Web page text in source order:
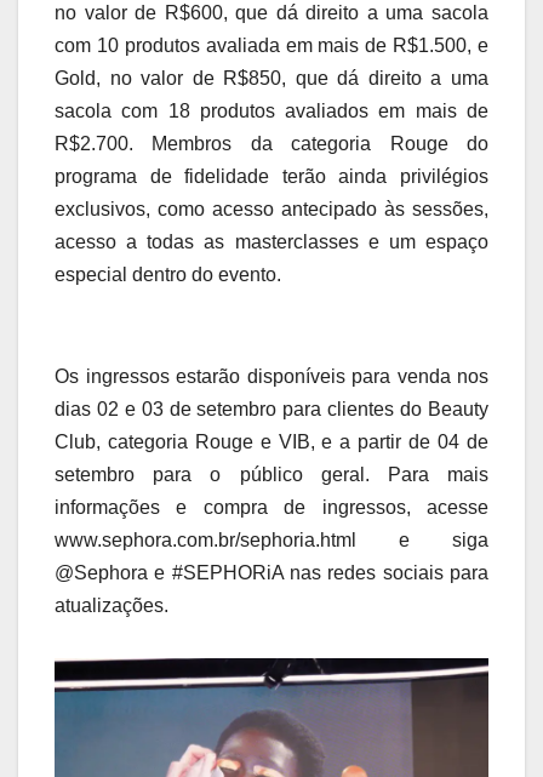
no valor de R$600, que dá direito a uma sacola
com 10 produtos avaliada em mais de R$1.500, e
Gold, no valor de R$850, que dá direito a uma
sacola com 18 produtos avaliados em mais de
R$2.700. Membros da categoria Rouge do
programa de fidelidade terão ainda privilégios
exclusivos, como acesso antecipado às sessões,
acesso a todas as masterclasses e um espaço
especial dentro do evento.
Os ingressos estarão disponíveis para venda nos
dias 02 e 03 de setembro para clientes do Beauty
Club, categoria Rouge e VIB, e a partir de 04 de
setembro para o público geral. Para mais
informações e compra de ingressos, acesse
www.sephora.com.br/sephoria.html e siga
@Sephora e #SEPHORiA nas redes sociais para
atualizações.